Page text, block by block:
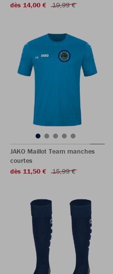
dès 14,00 €
19,99 €
JAKO Maillot Team manches
courtes
dès 11,50 €
15,99 €